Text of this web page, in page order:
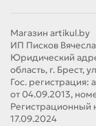
Магазин artikul.by
ИП Писков
Юридический
область, г. Брест,
Гос. регистрация:
от 04.09.2013,
Регистрационный
17.09.2024